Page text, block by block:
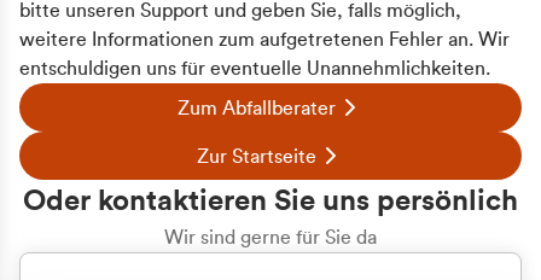
bitte unseren Support und geben Sie, falls möglich,
weitere Informationen zum aufgetretenen Fehler an. Wir
entschuldigen uns für eventuelle Unannehmlichkeiten.
Zum Abfallberater
Zur Startseite
Oder kontaktieren Sie uns persönlich
Wir sind gerne für Sie da